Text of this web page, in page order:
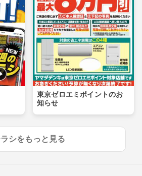
東京ゼロエミポイントのお
知らせ
シをもっと見る